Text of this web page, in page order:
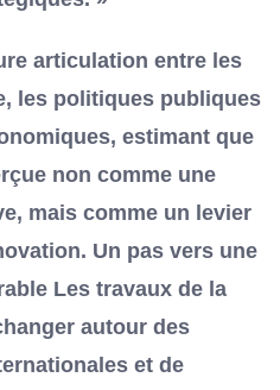
articulation entre les
les politiques publiques
estimant que
non comme une
mais comme un levier
Un pas vers une
Les travaux de la
autour des
et de